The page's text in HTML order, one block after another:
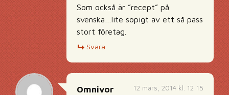
Som också är ”recept” på
svenska…lite sopigt av ett så pass
stort företag.
Svara
12 mars, 2014 kl. 12:15
Omnivor